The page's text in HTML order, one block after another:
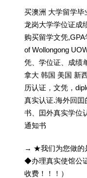
买澳洲 大学留学毕
龙岗大学学位证成
购买留学文凭
of Wollongong
凭、学位证、成绩
拿大 韩国 美国 新
历认证，文凭，
真实认证.海外回
书、囯外真实学位
通知书
→ ★我们为您做的
◆办理真实使馆公
收费！！！）